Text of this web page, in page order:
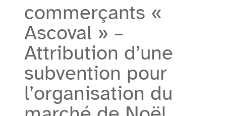
commerçants «
Ascoval » –
Attribution d’une
subvention pour
l’organisation du